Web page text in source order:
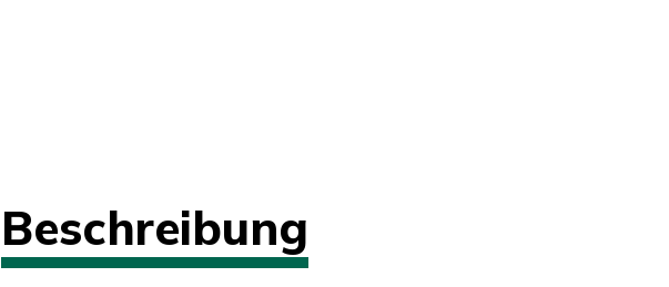
Beschreibung